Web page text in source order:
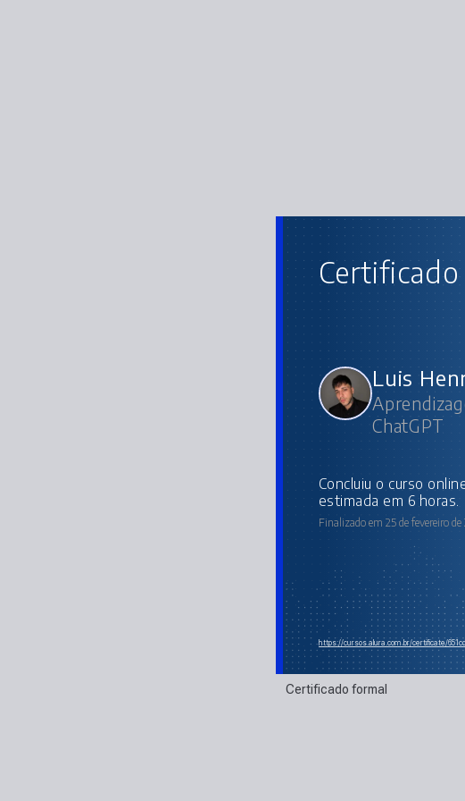
Certificado
Luis
ChatGPT
concluiu o curso online com carga horária
estimada em 6 horas.
Finalizado em 25 de fevereiro
https://cursos.alura.com.br/certificate/
Certificado formal